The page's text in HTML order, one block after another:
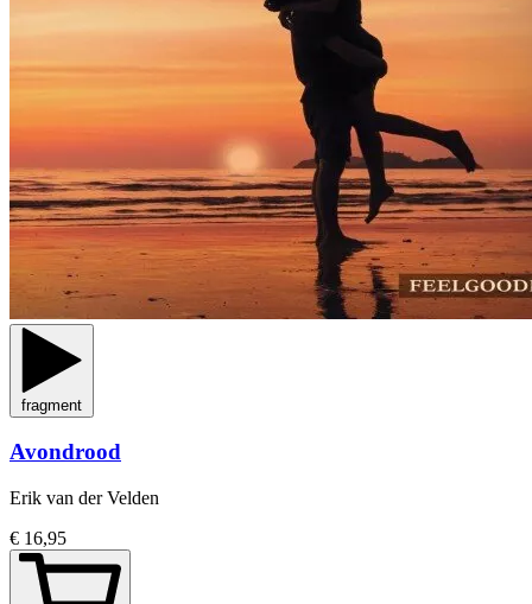
fragment
Avondrood
Erik van der Velden
€ 16,95